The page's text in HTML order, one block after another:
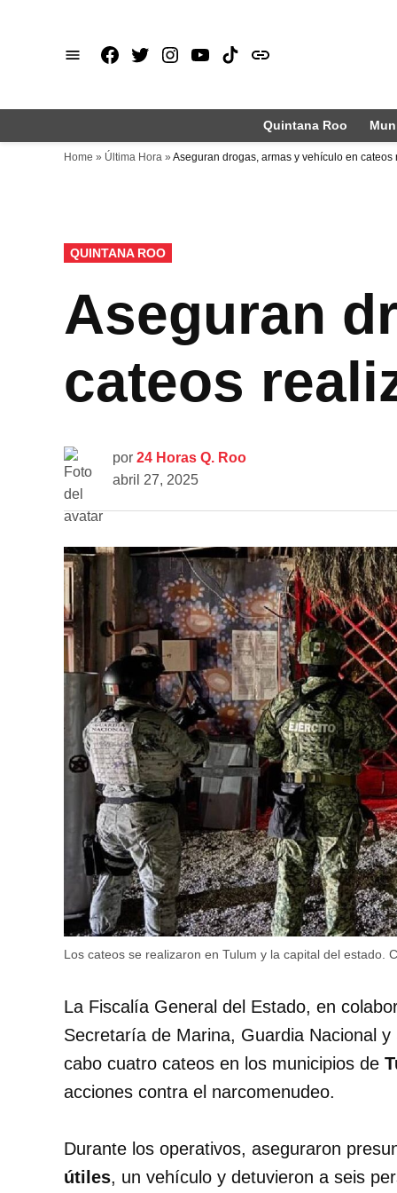
Facebook
X Instagram
Youtube
TikTok
issuu
Quintana Roo
Home » Última Hora » Aseguran drogas, armas y vehículo en
PUBLICADO
EN
QUINTANA ROO
Aseguran
cateos
por 24 Horas Q. Roo
abril 27, 2025
Los cateos se realizaron en Tulum y la capital del estado.
La Fiscalía General del Estado, en
Secretaría de Marina, Guardia Nacional
cabo cuatro cateos en los municipios de
acciones contra el narcomenudeo.
Durante los operativos, aseguraron
útiles, un vehículo y detuvieron a seis